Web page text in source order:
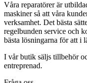
Våra reparatörer är
maskiner så att våra
verksamhet. Det bästa
regelbunden service och
bästa lösningarna för att i
I vår butik säljs tillbehör
entreprenad.